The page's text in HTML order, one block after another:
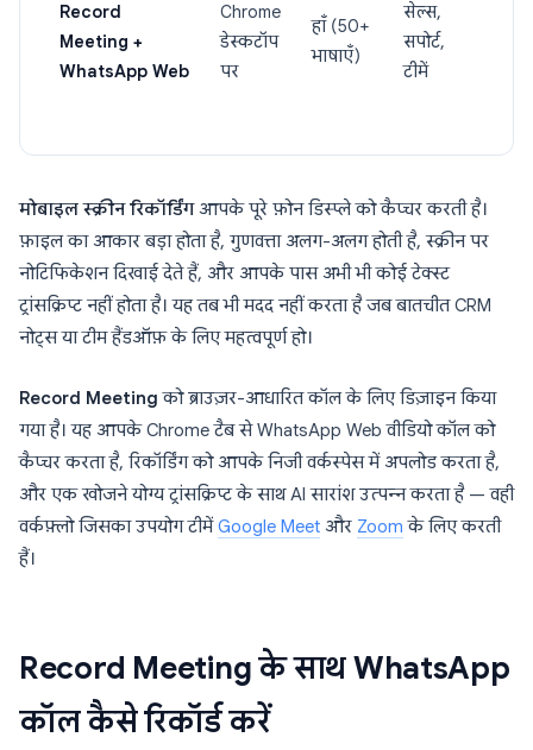
Record
Meeting +
WhatsApp Web
Chrome
डेस्कटॉप
पर
हाँ (50+
भाषाएँ)
सेल्स,
सपोर्ट,
टीमें
मोबाइल स्क्रीन रिकॉर्डिंगआपके पूरे फ़ोन डिस्प्ले को कैप्चर करती है।
फ़ाइल का आकार बड़ा होता है, गुणवत्ता अलग-अलग होती है, स्क्रीन पर
नोटिफिकेशन दिखाई देते हैं, और आपके पास अभी भी कोई टेक्स्ट
ट्रांसक्रिप्ट नहीं होता है। यह तब भी मदद नहीं करता है जब बातचीत CRM
नोट्स या टीम हैंडऑफ़ के लिए महत्वपूर्ण हो।
Record Meeting को ब्राउज़र-आधारित कॉल के लिए डिज़ाइन किया
गया है। यह आपके Chrome टैब से WhatsApp Web वीडियो कॉल को
कैप्चर करता है, रिकॉर्डिंग को आपके निजी वर्कस्पेस में अपलोड करता है,
और एक खोजने योग्य ट्रांसक्रिप्ट के साथ AI सारांश उत्पन्न करता है — वही
वर्कफ़्लो जिसका उपयोग टीमेंGoogle Meet और Zoom के लिए करती
हैं।
Record Meeting के साथ WhatsApp
कॉल कैसे रिकॉर्ड करें